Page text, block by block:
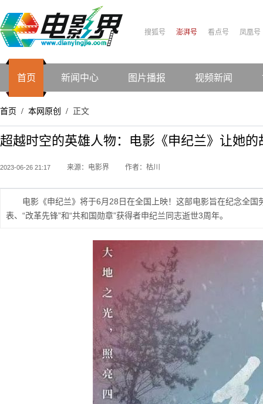
搜狐号 澎湃号 看点号 凤凰号
首页 新闻中心 图片播报 视频新闻
首页 / 本网原创 / 正文
超越时空的英雄人物：电影《申纪兰》让她的
2023-06-26 21:17 来源：电影界 作者：枯川
电影《申纪兰》将于6月28日在全国上映！这部电影旨在纪念全
表、“改革先锋”和“共和国勋章”获得者申纪兰同志逝世3周年。